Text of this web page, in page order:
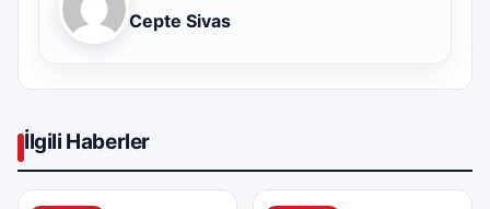
Cepte Sivas
İlgili Haberler